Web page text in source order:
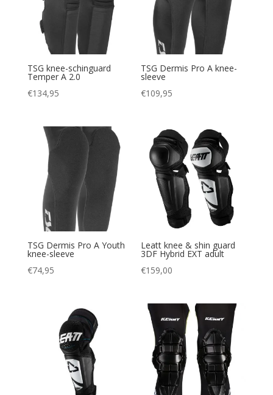
TSG knee-schinguard
Temper A 2.0
€134,95
TSG Dermis Pro A knee-
sleeve
€109,95
TSG Dermis Pro A Youth
knee-sleeve
€74,95
Leatt knee & shin guard
3DF Hybrid EXT adult
€159,00